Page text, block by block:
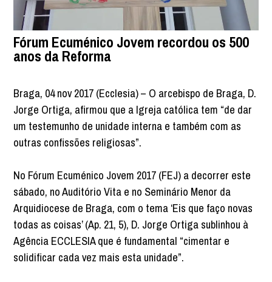
Fórum Ecuménico Jovem recordou os 500
anos da Reforma
Braga, 04 nov 2017 (Ecclesia) – O arcebispo de Braga, D.
Jorge Ortiga, afirmou que a Igreja católica tem “de dar
um testemunho de unidade interna e também com as
outras confissões religiosas”.
No Fórum Ecuménico Jovem 2017 (FEJ) a decorrer este
sábado, no Auditório Vita e no Seminário Menor da
Arquidiocese de Braga, com o tema ‘Eis que faço novas
todas as coisas’ (Ap. 21, 5), D. Jorge Ortiga sublinhou à
Agência ECCLESIA que é fundamental “cimentar e
solidificar cada vez mais esta unidade”.